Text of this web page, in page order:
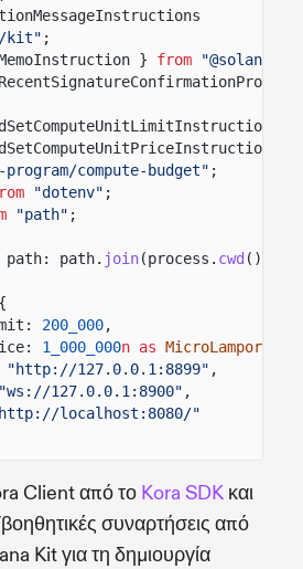
kit" ;
} from
"@solana-
program/compute-budget" ;
"dotenv" ;
"path" ;
path: path. join(process. cwd (),
{
200_000,
1_000_000n as MicroLamports
"http://127.0.0.1:8899" ,
"ws://127.0.0.1:8900" ,
localhost:8080/"
Client από το Kora SDKκαι
συναρτήσεις από
Kit για τη δημιουργία